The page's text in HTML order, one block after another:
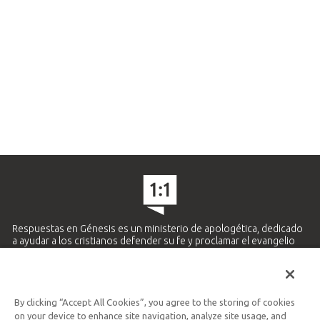
Respuestas en Génesis es un ministerio de apologética, dedicado
a ayudar a los cristianos defender su fe y proclamar el evangelio
Ministerio Hispano y Latinoamericano
By clicking “Accept All Cookies”, you agree to the storing of cookies
on your device to enhance site navigation, analyze site usage, and